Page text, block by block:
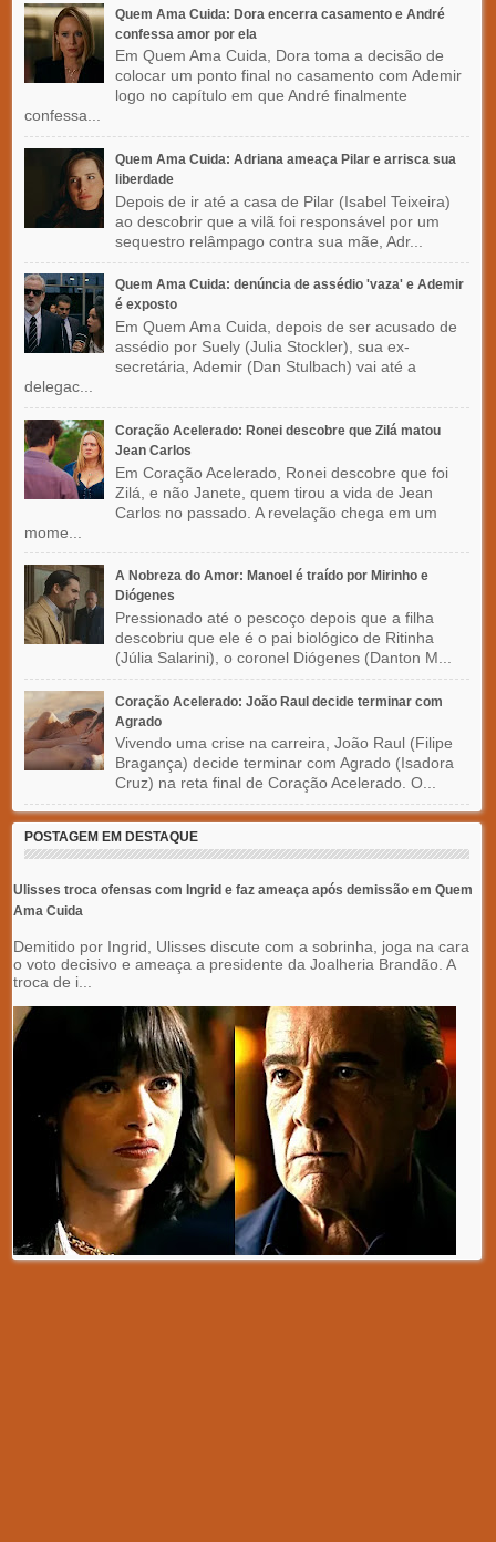
Quem Ama Cuida: Dora encerra casamento e André
confessa amor por ela
Em Quem Ama Cuida, Dora toma a decisão de
colocar um ponto final no casamento com Ademir
logo no capítulo em que André finalmente
confessa...
Quem Ama Cuida: Adriana ameaça Pilar e arrisca sua
liberdade
Depois de ir até a casa de Pilar (Isabel Teixeira)
ao descobrir que a vilã foi responsável por um
sequestro relâmpago contra sua mãe, Adr...
Quem Ama Cuida: denúncia de assédio 'vaza' e Ademir
é exposto
Em Quem Ama Cuida, depois de ser acusado de
assédio por Suely (Julia Stockler), sua ex-
secretária, Ademir (Dan Stulbach) vai até a
delegac...
Coração Acelerado: Ronei descobre que Zilá matou
Jean Carlos
Em Coração Acelerado, Ronei descobre que foi
Zilá, e não Janete, quem tirou a vida de Jean
Carlos no passado. A revelação chega em um
mome...
A Nobreza do Amor: Manoel é traído por Mirinho e
Diógenes
Pressionado até o pescoço depois que a filha
descobriu que ele é o pai biológico de Ritinha
(Júlia Salarini), o coronel Diógenes (Danton M...
Coração Acelerado: João Raul decide terminar com
Agrado
Vivendo uma crise na carreira, João Raul (Filipe
Bragança) decide terminar com Agrado (Isadora
Cruz) na reta final de Coração Acelerado. O...
POSTAGEM EM DESTAQUE
Ulisses troca ofensas com Ingrid e faz ameaça após demissão em Quem
Ama Cuida
Demitido por Ingrid, Ulisses discute com a sobrinha, joga na cara
o voto decisivo e ameaça a presidente da Joalheria Brandão. A
troca de i...